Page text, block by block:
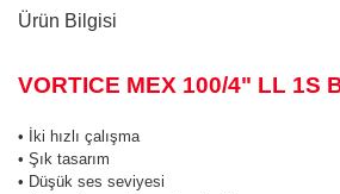
Ürün Bilgisi
VORTICE MEX 100/4" LL 1S
• İki hızlı çalışma
• Şık tasarım
• Düşük ses seviyesi